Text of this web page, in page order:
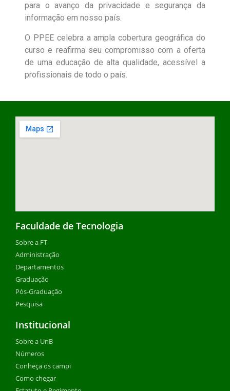
para o avanço da privacidade e segurança da
informação em nosso país.
O PPEE celebra a ampla cobertura geográfica do
curso e reafirma seu compromisso com a oferta
de uma educação de alta qualidade, acessível a
profissionais de todo o país.
Faculdade de Tecnologia
Sobre a FT
Administração
Departamentos
Graduação
Pós-Graduação
Pesquisa
Institucional
Sobre a UnB
Números
Conheça os campi
Como chegar